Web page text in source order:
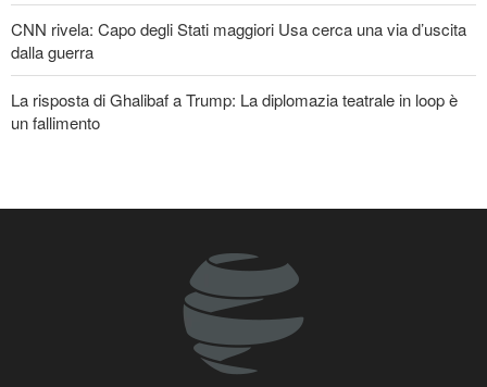
CNN rivela: Capo degli Stati maggiori Usa cerca una via d’uscita
dalla guerra
La risposta di Ghalibaf a Trump: La diplomazia teatrale in loop è
un fallimento
rivoluzionari
Un membro di spicco di Ansarullah: Le dichiarazioni del Consiglio
di Sicurezza non meritano attenzione
Araghchi ai Paesi vicini: È tempo di contare solo su noi stessi e di
abbracciare la vera fratellanza